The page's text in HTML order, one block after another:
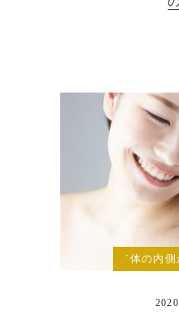
`体の内側